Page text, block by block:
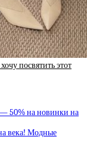
посвятить этот
50% на новинки на
века! Модные